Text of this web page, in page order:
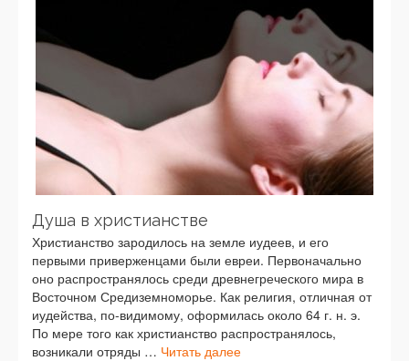
Душа в христианстве
Христианство зародилось на земле иудеев, и его
первыми приверженцами были евреи. Первоначально
оно распространялось среди древнегреческого мира в
Восточном Средиземноморье. Как религия, отличная от
иудейства, по-видимому, оформилась около 64 г. н. э.
По мере того как христианство распространялось,
возникали отряды … Читать далее